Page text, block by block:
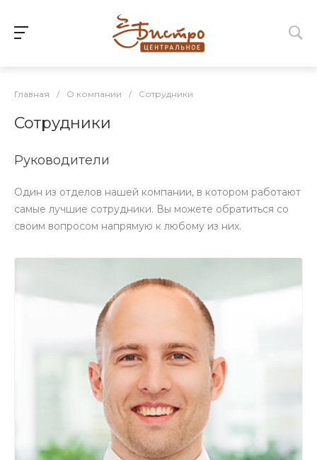
Главная / О компании / Сотрудники
Сотрудники
Руководители
Один из отделов нашей компании, в котором работают
самые лучшие сотрудники. Вы можете обратиться со
своим вопросом напрямую к любому из них.